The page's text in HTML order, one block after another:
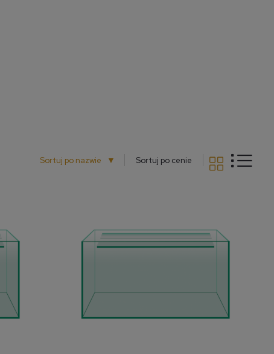
Sortuj po nazwie ▼ Sortuj po cenie